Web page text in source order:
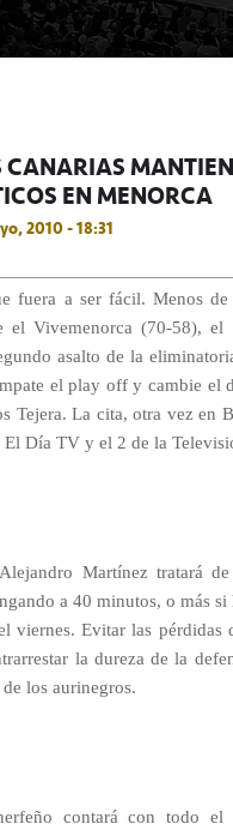
CANARIAS
EN MENORCA
2010 - 18:31
fuera a ser fácil. Menos
el Vivemenorca (70-58), el
asalto de la
el play off y cambie el
Tejera. La cita, otra vez en
Día TV y el 2 de la
Martínez tratará
a 40 minutos, o más
viernes. Evitar las
la dureza de la
los aurinegros.
contará con todo el